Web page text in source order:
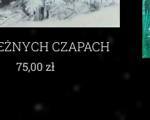
CZAPACH
75,00zł